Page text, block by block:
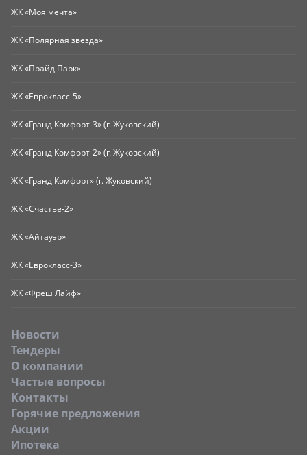
ЖК «Моя мечта»
ЖК «Полярная звезда»
ЖК «Прайд Парк»
ЖК «Еврокласс-5»
ЖК «Гранд Комфорт-3» (г. Жуковский)
ЖК «Гранд Комфорт-2» (г. Жуковский)
ЖК «Гранд Комфорт» (г. Жуковский)
ЖК «Счастье-2»
ЖК «Айтауэр»
ЖК «Еврокласс-3»
ЖК «Фреш Лайф»
Новости
Тендеры
O компании
Частые вопросы
Контакты
Горячие предложения
Акции
Ипотека